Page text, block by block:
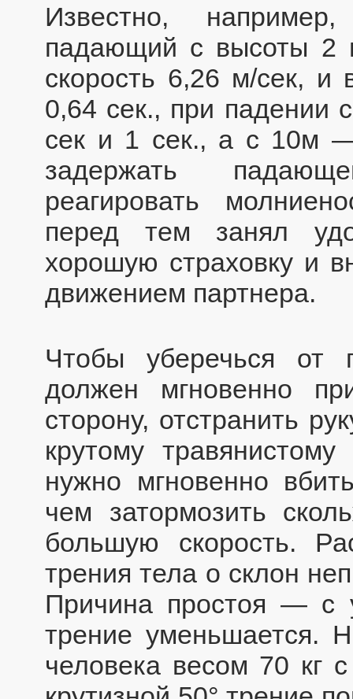
Известно,
падающий с высоты 2
скорость 6,26 м/сек, и
0,64 сек., при падении
сек и 1 сек., а с 10м
задержать
реагировать
перед тем занял
хорошую страховку и
движением партнера.
Чтобы уберечься от
должен мгновенно
сторону, отстранить
крутому
нужно мгновенно
чем затормозить
большую скорость.
трения тела о склон
Причина простоя — с
трение уменьшается.
человека весом 70 кг